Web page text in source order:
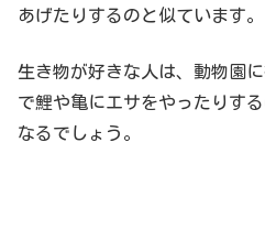
あげたりするのと似ています。
生き物が好きな人は、動物園
で鯉や亀にエサをやったりす
なるでしょう。